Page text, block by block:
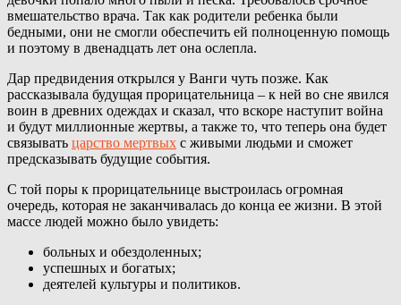
вмешательство врача. Так как родители ребенка были
бедными, они не смогли обеспечить ей полноценную помощь
и поэтому в двенадцать лет она ослепла.
Дар предвидения открылся у Ванги чуть позже. Как
рассказывала будущая прорицательница – к ней во сне явился
воин в древних одеждах и сказал, что вскоре наступит война
и будут миллионные жертвы, а также то, что теперь она будет
связывать царство мертвых с живыми людьми и сможет
предсказывать будущие события.
С той поры к прорицательнице выстроилась огромная
очередь, которая не заканчивалась до конца ее жизни. В этой
массе людей можно было увидеть:
больных и обездоленных;
успешных и богатых;
деятелей культуры и политиков.